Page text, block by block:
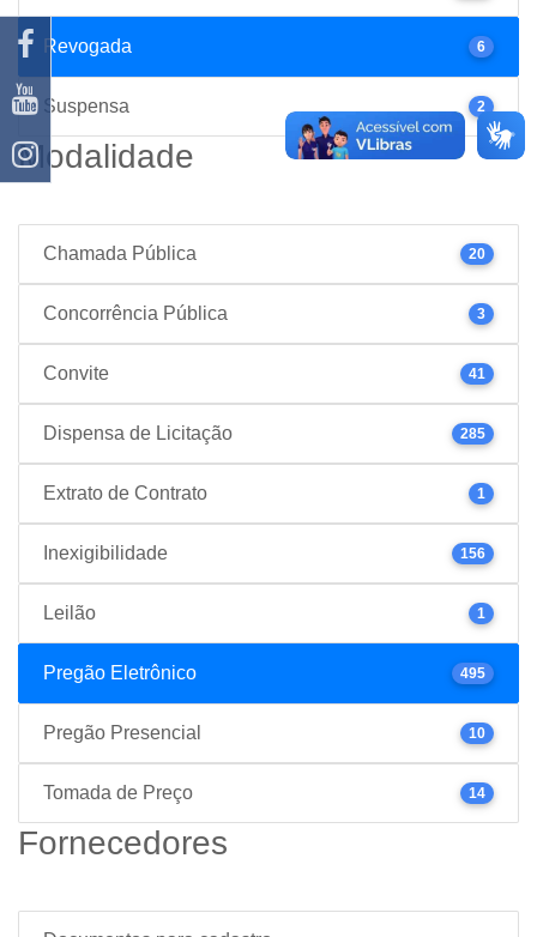
Revogada 6
Suspensa 2
Modalidade
Chamada Pública 20
Concorrência Pública 3
Convite 41
Dispensa de Licitação 285
Extrato de Contrato 1
Inexigibilidade 156
Leilão 1
Pregão Eletrônico 495
Pregão Presencial 10
Tomada de Preço 14
Fornecedores